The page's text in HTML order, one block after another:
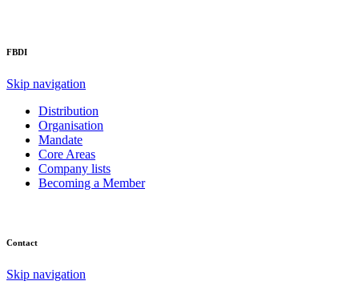
FBDI
Skip navigation
Distribution
Organisation
Mandate
Core Areas
Company lists
Becoming a Member
Contact
Skip navigation